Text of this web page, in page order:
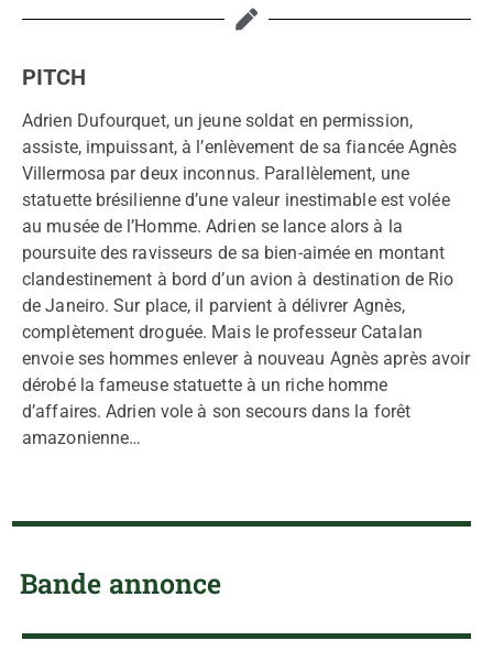
PITCH
Adrien Dufourquet, un jeune soldat en permission,
assiste, impuissant, à l’enlèvement de sa fiancée Agnès
Villermosa par deux inconnus. Parallèlement, une
statuette brésilienne d’une valeur inestimable est volée
au musée de l’Homme. Adrien se lance alors à la
poursuite des ravisseurs de sa bien-aimée en montant
clandestinement à bord d’un avion à destination de Rio
de Janeiro. Sur place, il parvient à délivrer Agnès,
complètement droguée. Mais le professeur Catalan
envoie ses hommes enlever à nouveau Agnès après avoir
dérobé la fameuse statuette à un riche homme
d’affaires. Adrien vole à son secours dans la forêt
amazonienne…
Bande annonce